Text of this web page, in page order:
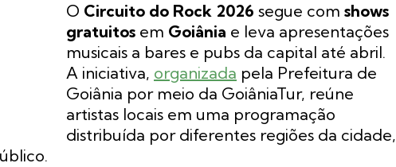
O Circuito do Rock 2026 segue com shows
gratuitos em Goiânia e leva apresentações
musicais a bares e pubs da capital até abril.
A iniciativa, organizada pela Prefeitura de
Goiânia por meio da GoiâniaTur, reúne
artistas locais em uma programação
distribuída por diferentes regiões da cidade,